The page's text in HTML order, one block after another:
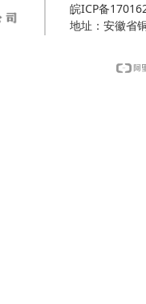
皖ICP备
地址：安徽省